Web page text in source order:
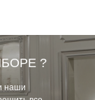
?
наши